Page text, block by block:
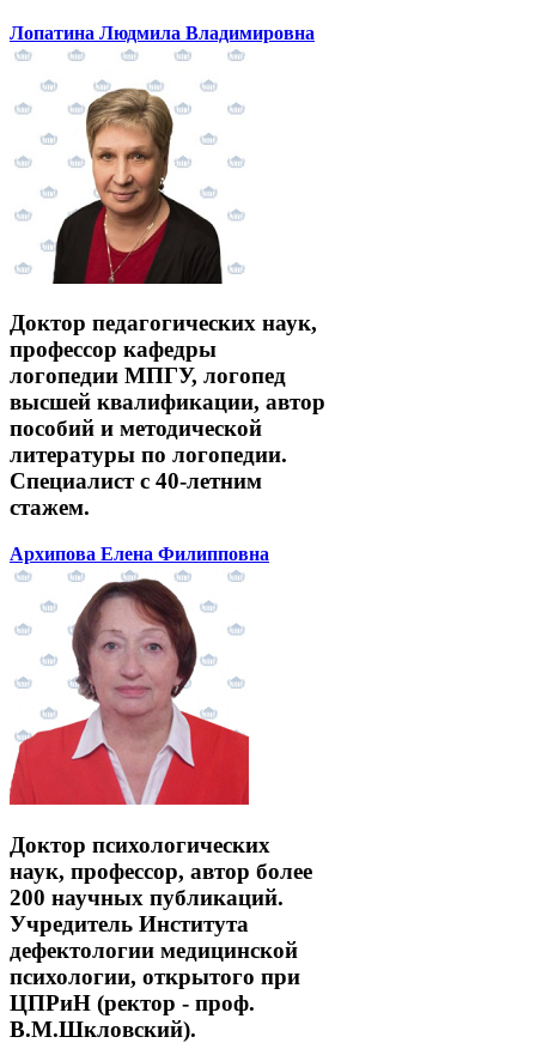
Лопатина Людмила Владимировна
Доктор педагогических наук,
профессор кафедры
логопедии МПГУ, логопед
высшей квалификации, автор
пособий и методической
литературы по логопедии.
Специалист с 40-летним
стажем.
Архипова Елена Филипповна
Доктор психологических
наук, профессор, автор более
200 научных публикаций.
Учредитель Института
дефектологии медицинской
психологии, открытого при
ЦПРиН (ректор - проф.
В.М.Шкловский).